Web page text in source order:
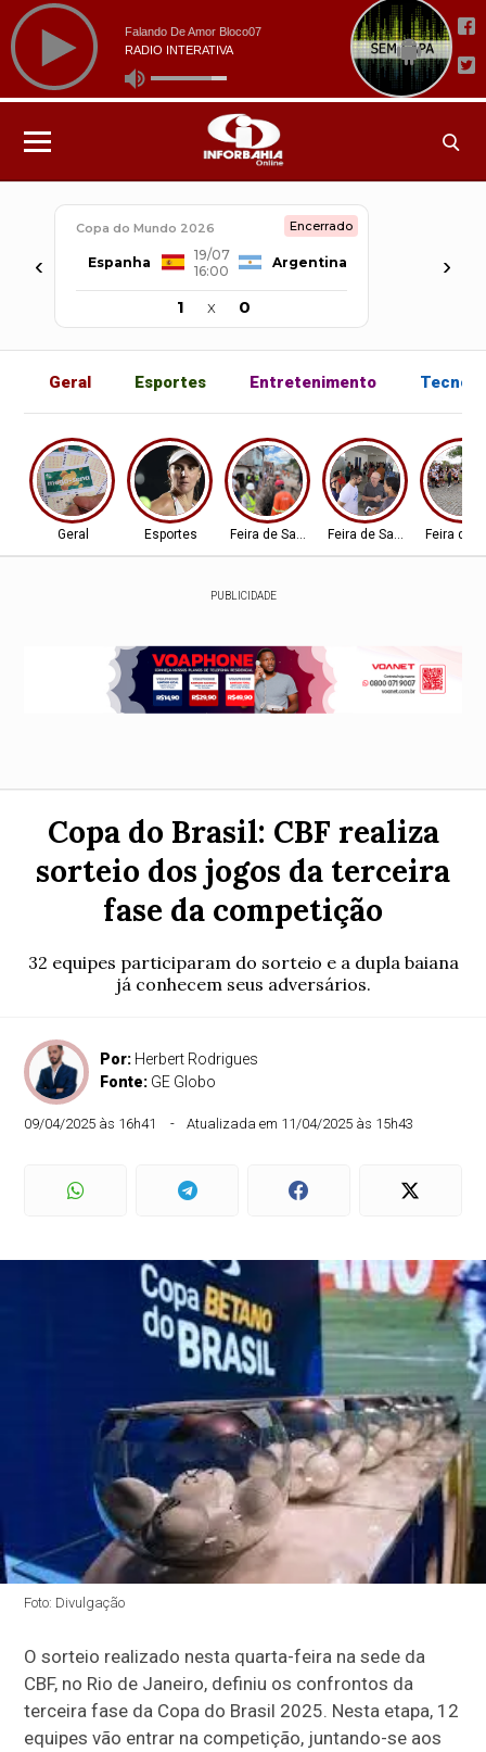
‹
Copa do Mundo 2026 Encerrado
Espanha
19/07
16:00
Argentina
1 x 0
›
Geral Esportes Entretenimento
Geral Esportes Feira de Santana-BAFeira de Santana-BAFeira de
PUBLICIDADE
Copa do Brasil: CBF realiza
sorteio dos jogos da terceira
fase da competição
32 equipes participaram do sorteio e a dupla baiana
já conhecem seus adversários.
Por: Herbert Rodrigues
Fonte: GE Globo
09/04/2025 às 16h41 Atualizada em 11/04/2025 às 15h43
Foto: Divulgação
O sorteio realizado nesta quarta-feira na sede da
CBF, no Rio de Janeiro, definiu os confrontos da
terceira fase da Copa do Brasil 2025. Nesta etapa, 12
equipes vão entrar na competição, juntando-se aos